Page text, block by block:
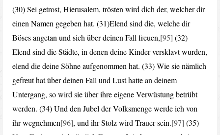
(30) Sei getrost, Hierusalem, trösten wird dich der, welcher dir
einen Namen gegeben hat. (31)Elend sind die, welche dir
Böses angetan und sich über deinen Fall freuen,[95] (32)
Elend sind die Städte, in denen deine Kinder versklavt wurden,
elend die deine Söhne aufgenommen hat. (33) Wie sie nämlich
gefreut hat über deinen Fall und Lust hatte an deinem
Untergang, so wird sie über ihre eigene Verwüstung betrübt
werden. (34) Und den Jubel der Volksmenge werde ich von
ihr wegnehmen[96], und ihr Stolz wird Trauer sein.[97] (35)